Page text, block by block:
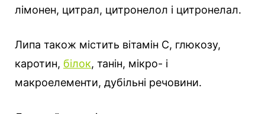
лімонен, цитрал, цитронелол і цитронелал.
Липа також містить вітамін C, глюкозу,
каротин, білок, танін, мікро- і
макроелементи, дубільні речовини.